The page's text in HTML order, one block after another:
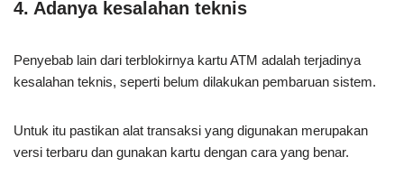
4. Adanya kesalahan teknis
Penyebab lain dari terblokirnya kartu ATM adalah terjadinya
kesalahan teknis, seperti belum dilakukan pembaruan sistem.
Untuk itu pastikan alat transaksi yang digunakan merupakan
versi terbaru dan gunakan kartu dengan cara yang benar.